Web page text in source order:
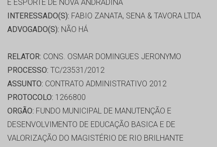
E ESPORTE DE NOVA ANDRADINA
INTERESSADO(S): FABIO ZANATA, SENA & TAVORA LTDA
ADVOGADO(S): NÃO HÁ
RELATOR: CONS. OSMAR DOMINGUES JERONYMO
PROCESSO: TC/23531/2012
ASSUNTO: CONTRATO ADMINISTRATIVO 2012
PROTOCOLO: 1266800
ORGÃO: FUNDO MUNICIPAL DE MANUTENÇÃO E
DESENVOLVIMENTO DE EDUCAÇÃO BASICA E DE
VALORIZAÇÃO DO MAGISTÉRIO DE RIO BRILHANTE